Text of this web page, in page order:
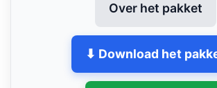
Over het pakket
⬇ Download het